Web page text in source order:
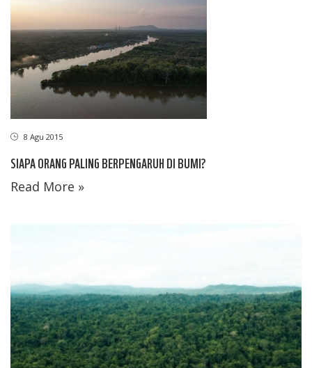
8 Agu 2015
SIAPA ORANG PALING BERPENGARUH DI BUMI?
Read More »